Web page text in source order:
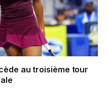
au troisième tour